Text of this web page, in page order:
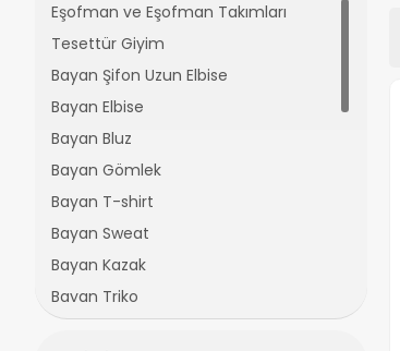
Eşofman ve Eşofman Takımları
Tesettür Giyim
Bayan Şifon Uzun Elbise
Bayan Elbise
Bayan Bluz
Bayan Gömlek
Bayan T-shirt
Bayan Sweat
Bayan Kazak
Bayan Triko